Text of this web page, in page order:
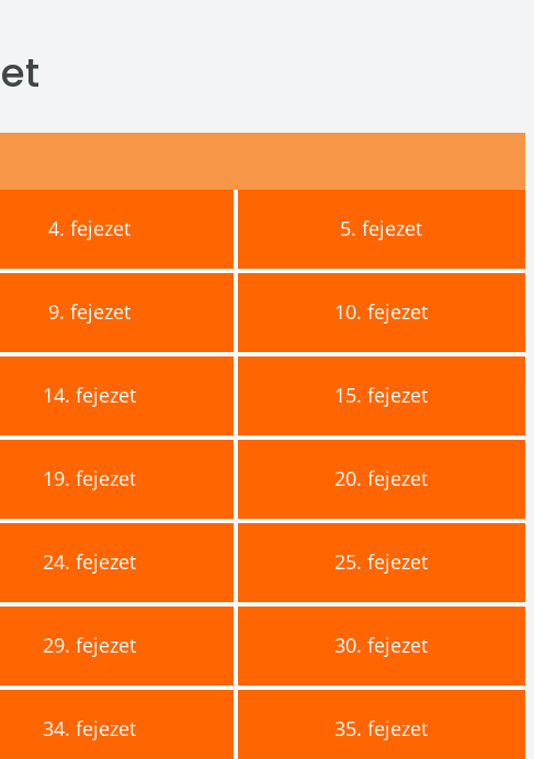
4. fejezet 5. fejezet
9. fejezet 10. fejezet
14. fejezet 15. fejezet
19. fejezet 20. fejezet
24. fejezet 25. fejezet
29. fejezet 30. fejezet
34. fejezet 35. fejezet